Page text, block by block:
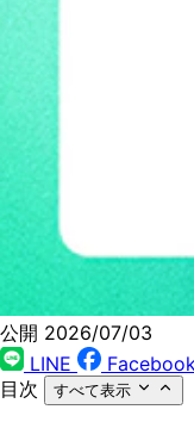
公開 2026/07/03
LINE
Facebook
目次
すべて表示